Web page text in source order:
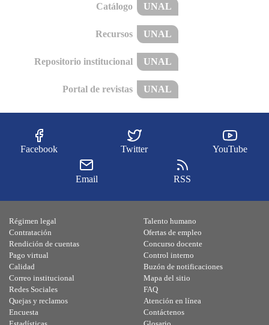
Catálogo UNAL
Recursos UNAL
Repositorio institucional UNAL
Portal de revistas UNAL
Facebook Twitter YouTube
Email RSS
Régimen legal
Contratación
Rendición de cuentas
Pago virtual
Calidad
Talento humano
Ofertas de empleo
Concurso docente
Control interno
Buzón de notificaciones
Correo institucional
Redes Sociales
Quejas y reclamos
Encuesta
Mapa del sitio
FAQ
Atención en línea
Contáctenos